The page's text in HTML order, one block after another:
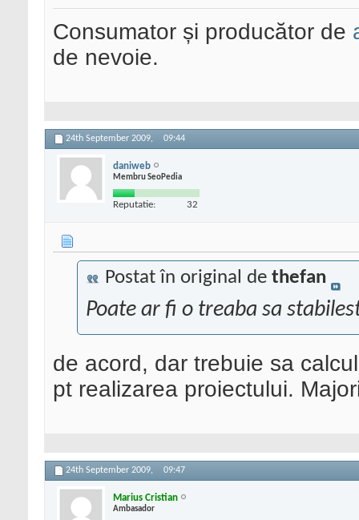
Consumator și producător de
de nevoie.
24th September 2009, 09:44
daniweb
Membru SeoPedia
Reputatie: 32
Postat în original de thefan
Poate ar fi o treaba sa
de acord, dar trebuie sa
pt realizarea proiectului.
24th September 2009, 09:47
Marius Cristian
Ambasador